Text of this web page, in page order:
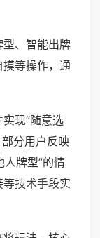
、智能出牌
等操作，通
现“随意选
部分用户反映
人牌型”的情
技术手段实